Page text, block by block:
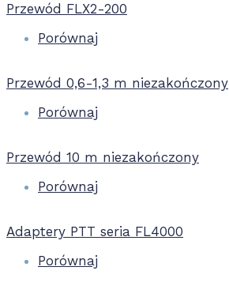
Przewód FLX2-200
Porównaj
Przewód 0,6-1,3 m niezakończony
Porównaj
Przewód 10 m niezakończony
Porównaj
Adaptery PTT seria FL4000
Porównaj